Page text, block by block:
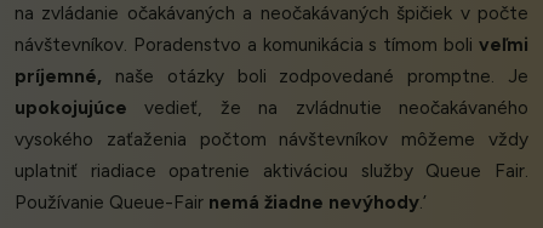
na zvládanie očakávaných a neočakávaných špičiek v počte
návštevníkov. Poradenstvo a komunikácia s tímom boli veľmi
príjemné, naše otázky boli zodpovedané promptne. Je
upokojujúce vedieť, že na zvládnutie neočakávaného
vysokého zaťaženia počtom návštevníkov môžeme vždy
uplatniť riadiace opatrenie aktiváciou služby Queue Fair.
Používanie Queue-Fair nemá žiadne nevýhody.’